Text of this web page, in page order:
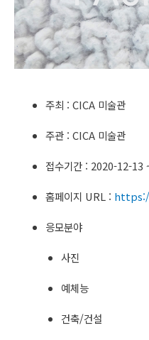
주최 : CICA 미술관
주관 : CICA 미술관
접수기간 : 2020-12-13
홈페이지 URL :
응모분야
사진
예체능
건축/건설